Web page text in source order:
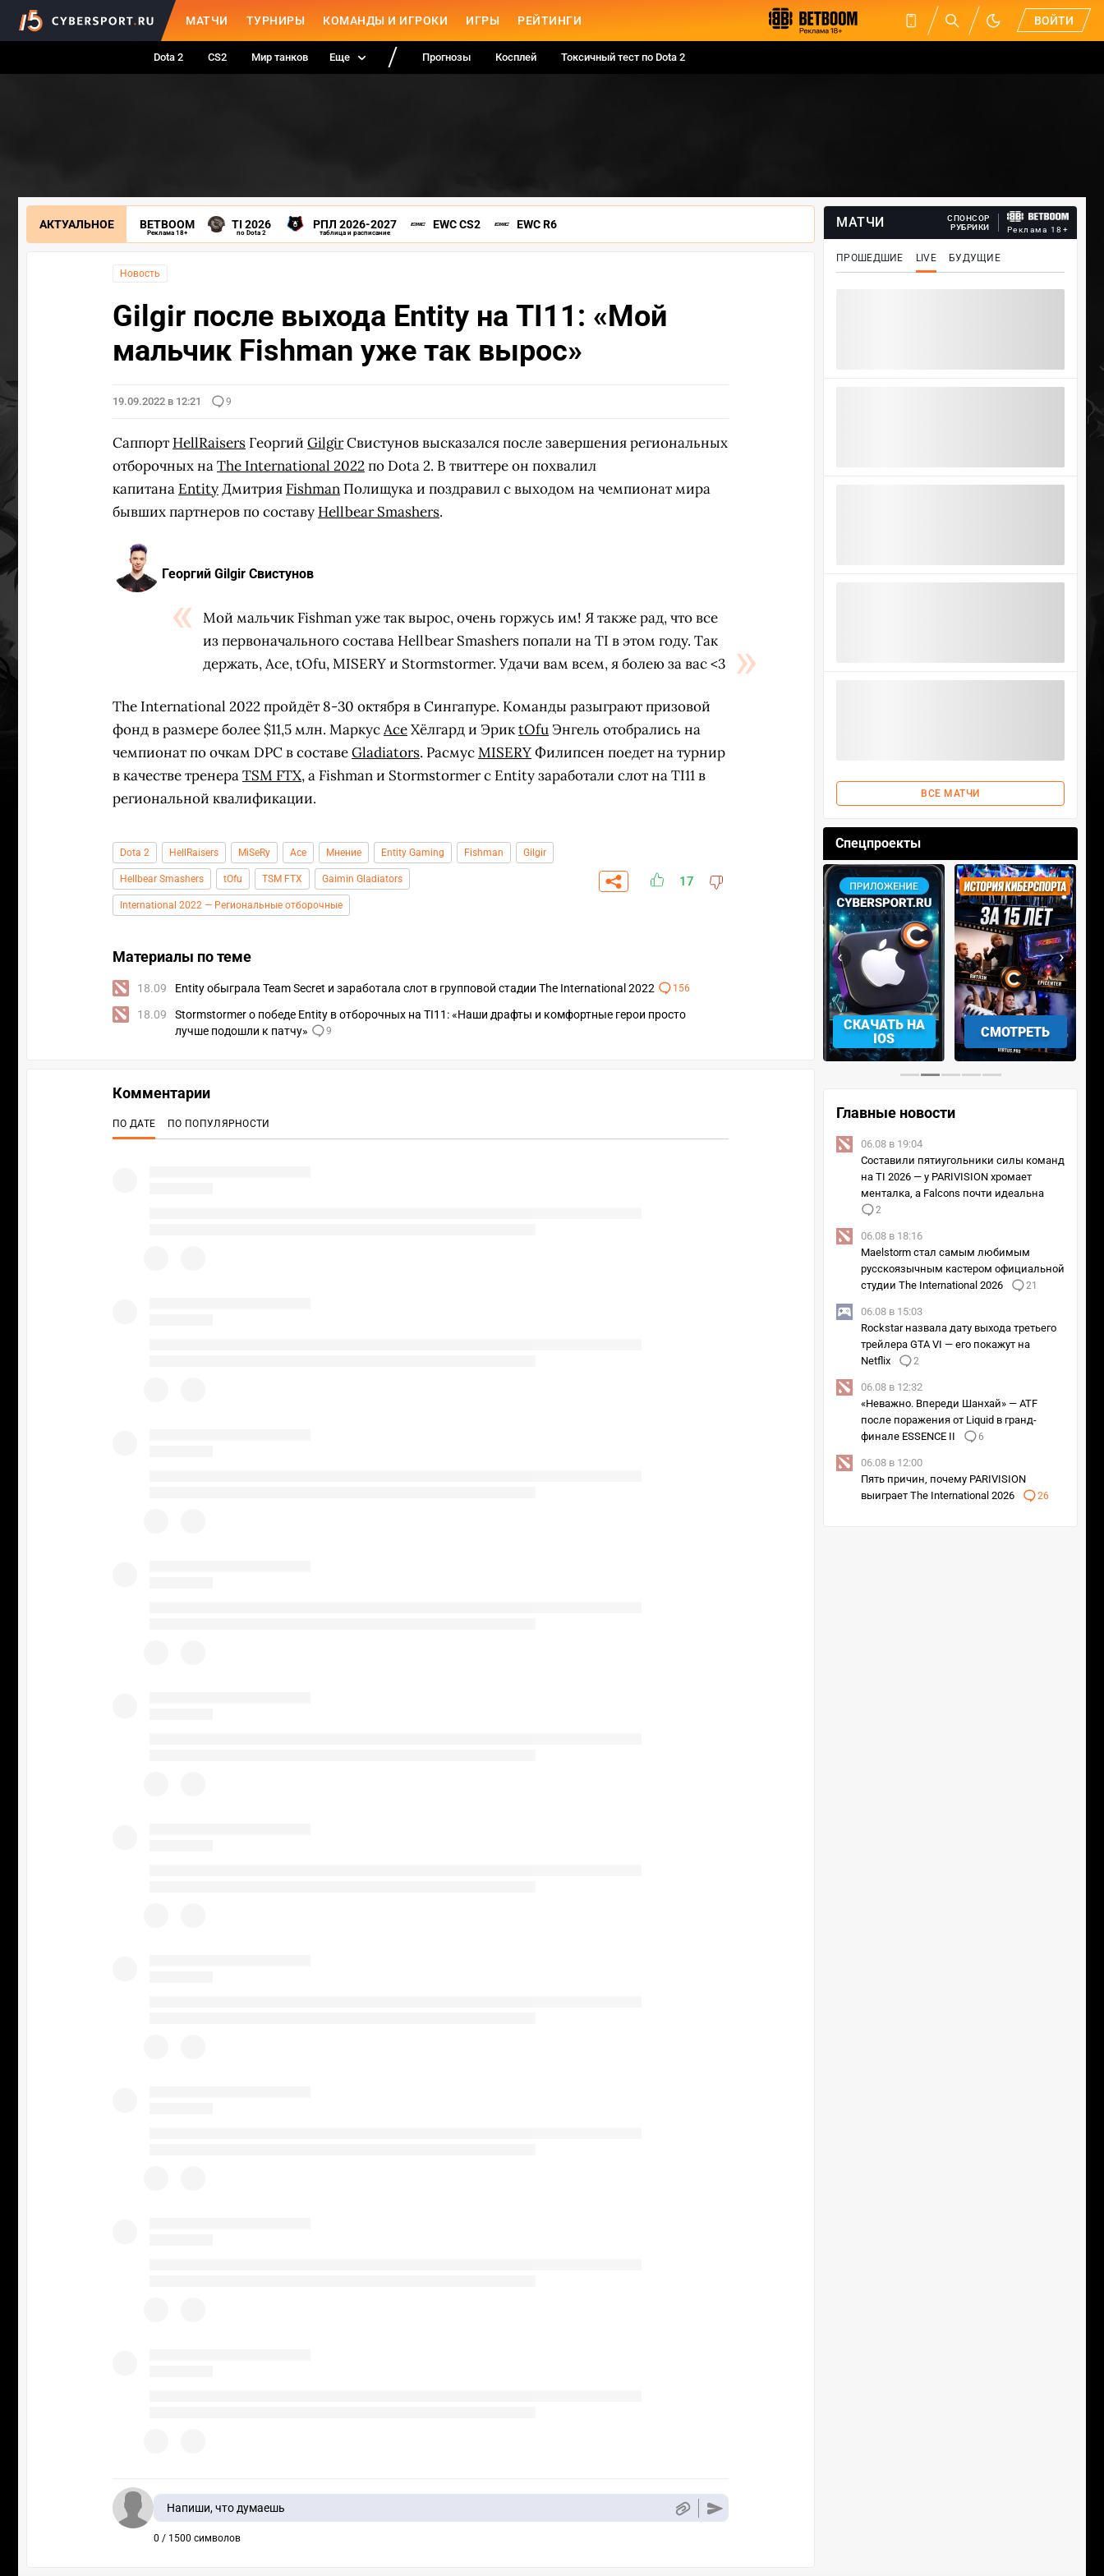
МАТЧИ ТУРНИРЫ КОМАНДЫ И ИГРОКИ ИГРЫ РЕЙТИНГИ ВОЙТИ
Dota 2 CS2 Мир танков Еще Прогнозы Косплей Токсичный тест по Dota 2
АКТУАЛЬНОЕ BETBOOM
Реклама 18+
TI 2026
по Dota 2
РПЛ 2026-2027
таблица и расписание
EWC CS2 EWC R6
Новость
Gilgir после выхода Entity на TI11: «Мой
мальчик Fishman уже так вырос»
19.09.2022 в 12:21 9
Саппорт HellRaisers Георгий GilgirСвистунов высказался после завершения региональных
отборочных наThe International 2022по Dota 2. В твиттере он похвалил
капитана EntityДмитрия Fishman Полищука и поздравил с выходом на чемпионат мира
бывших партнеров по составу Hellbear Smashers.
Георгий Gilgir Свистунов
Мой мальчик Fishman уже так вырос, очень горжусь им! Я также рад, что все
из первоначального состава Hellbear Smashers попали на TI в этом году. Так
держать, Ace, tOfu, MISERY и Stormstormer. Удачи вам всем, я болею за вас <3
The International 2022 пройдёт 8-30 октября в Сингапуре. Команды разыграют призовой
фонд в размере более $11,5 млн. МаркусAceХёлгард и ЭрикtOfuЭнгель отобрались на
чемпионат по очкам DPC в составеGladiators. РасмусMISERYФилипсен поедет на турнир
в качестве тренераTSM FTX, а Fishman и Stormstormer c Entity заработали слот на TI11 в
региональной квалификации.
Dota 2 HellRaisers MiSeRy Ace Мнение Entity Gaming Fishman Gilgir
Hellbear Smashers tOfu TSM FTX Gaimin Gladiators
International 2022 — Региональные отборочные
17
Материалы по теме
18.09 Entity обыграла Team Secret и заработала слот в групповой стадии The International 2022 156
18.09
Stormstormer о победе Entity в отборочных на TI11: «Наши драфты и комфортные герои просто
лучше подошли к патчу»
9
МАТЧИ
СПОНСОР
РУБРИКИ
Реклама 18+
ПРОШЕДШИЕ LIVE БУДУЩИЕ
ВСЕ МАТЧИ
Спецпроекты
СКАЧАТЬ НА
IOS
СМОТРЕТЬ
‹ ›
Главные новости
06.08 в 19:04
Составили пятиугольники силы команд
на TI 2026 — у PARIVISION хромает
менталка, а Falcons почти идеальна
2
06.08 в 18:16
Maelstorm стал самым любимым
русскоязычным кастером официальной
студии The International 2026
21
06.08 в 15:03
Rockstar назвала дату выхода третьего
трейлера GTA VI — его покажут на
Netflix
2
06.08 в 12:32
«Неважно. Впереди Шанхай» — ATF
после поражения от Liquid в гранд-
финале ESSENCE II
6
06.08 в 12:00
Пять причин, почему PARIVISION
выиграет The International 2026
26
Комментарии
ПО ДАТЕ ПО ПОПУЛЯРНОСТИ
Напиши, что думаешь
0 / 1500 символов